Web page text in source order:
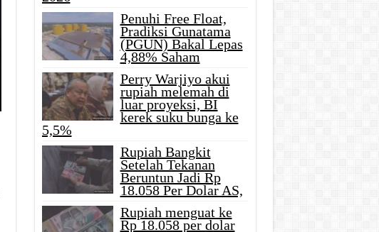
Penuhi Free Float,
Pradiksi Gunatama
(PGUN) Bakal Lepas
4,88% Saham
Perry Warjiyo akui
rupiah melemah di
luar proyeksi, BI
kerek suku bunga ke
5,5%
Rupiah Bangkit
Setelah Tekanan
Beruntun Jadi Rp
18.058 Per Dolar AS,
Rupiah menguat ke
Rp 18.058 per dolar